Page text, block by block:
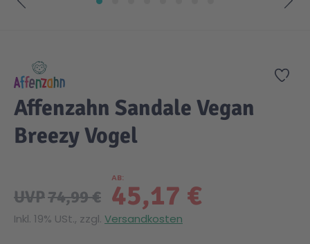
Sicherheit
Krimi / Thriller
Zeit & Reise
Kuscheltiere
Puppen & Puppenzubehör
Holzspielwaren
DC Comics™ Super Heroes
Friends
Country
Figures
Zur
Affenzahn Sandale Vegan
Breezy Vogel
AB
45,17 €
UVP74,99 €
Inkl. 19% USt., zzgl. Versandkosten